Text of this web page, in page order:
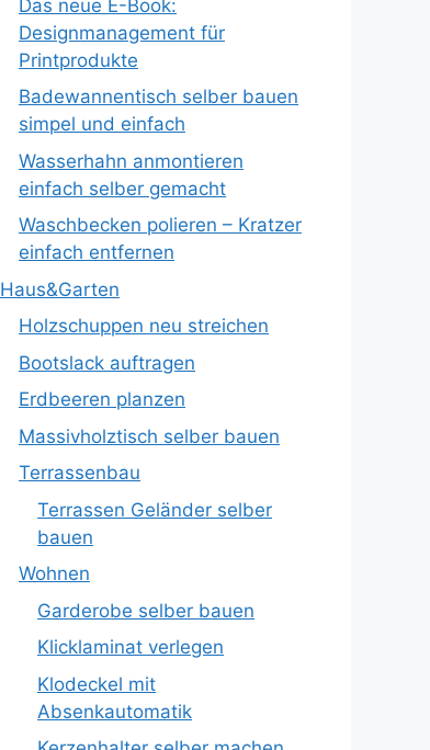
Das neue E-Book:
Designmanagement für
Printprodukte
Badewannentisch selber bauen
simpel und einfach
Wasserhahn anmontieren
einfach selber gemacht
Waschbecken polieren – Kratzer
einfach entfernen
Haus&Garten
Holzschuppen neu streichen
Bootslack auftragen
Erdbeeren planzen
Massivholztisch selber bauen
Terrassenbau
Terrassen Geländer selber
bauen
Wohnen
Garderobe selber bauen
Klicklaminat verlegen
Klodeckel mit
Absenkautomatik